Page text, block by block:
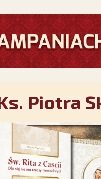
Piotra